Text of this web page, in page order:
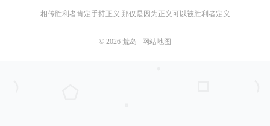
相传胜利者肯定手持正义,那仅是因为正义可以被胜利者定义
© 2026 荒岛 网站地图